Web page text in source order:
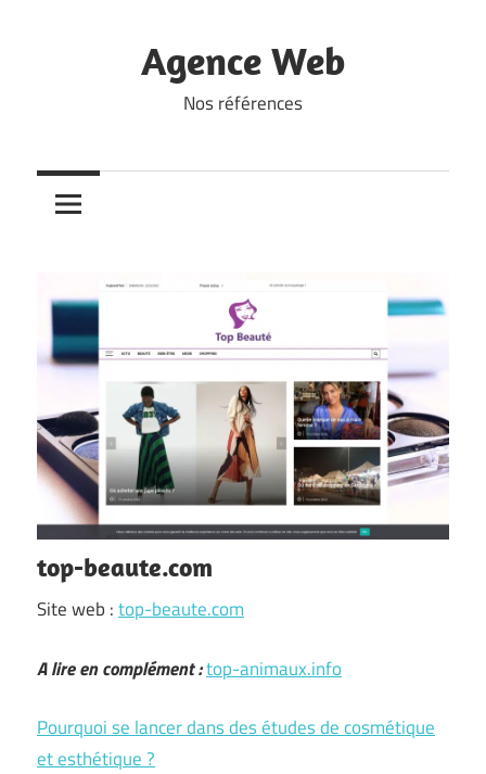
Agence Web
Nos références
top-beaute.com
Site web :top-beaute.com
A lire en complément :top-animaux.info
Pourquoi se lancer dans des études de cosmétique
et esthétique ?